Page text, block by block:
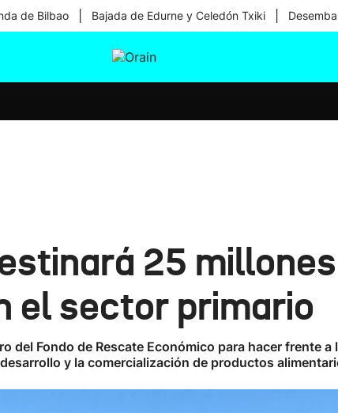
de Bilbao Bajada de Edurne y Celedón Txiki
25
el sector primario
del Fondo de Rescate Económico para hacer frente
y la comercialización de productos